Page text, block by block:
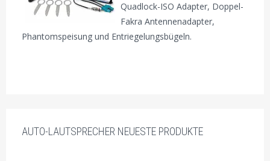
Quadlock-ISO Adapter, Doppel-
Fakra Antennenadapter,
Phantomspeisung und Entriegelungsbügeln.
AUTO-LAUTSPRECHER NEUESTE PRODUKTE